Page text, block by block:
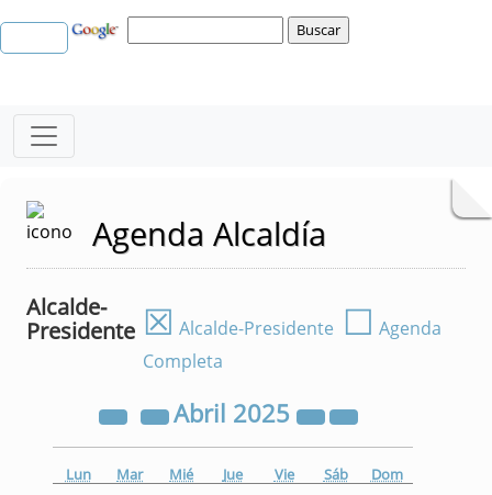
Agenda Alcaldía
Alcalde-
Presidente ☒ Alcalde-Presidente ☐ Agenda
Completa
Abril 2025
Lun Mar Mié Jue Vie Sáb Dom